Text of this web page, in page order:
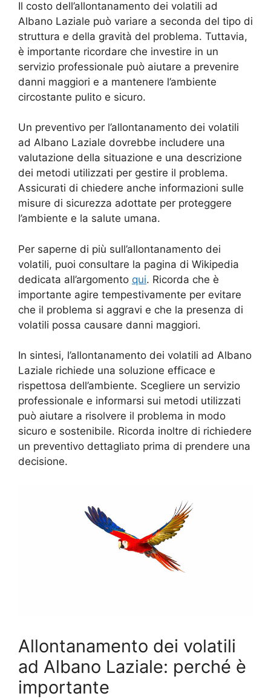
Il costo dell’allontanamento dei volatili ad
Albano Laziale può variare a seconda del tipo di
struttura e della gravità del problema. Tuttavia,
è importante ricordare che investire in un
servizio professionale può aiutare a prevenire
danni maggiori e a mantenere l’ambiente
circostante pulito e sicuro.
Un preventivo per l’allontanamento dei volatili
ad Albano Laziale dovrebbe includere una
valutazione della situazione e una descrizione
dei metodi utilizzati per gestire il problema.
Assicurati di chiedere anche informazioni sulle
misure di sicurezza adottate per proteggere
l’ambiente e la salute umana.
Per saperne di più sull’allontanamento dei
volatili, puoi consultare la pagina di Wikipedia
dedicata all’argomento qui. Ricorda che è
importante agire tempestivamente per evitare
che il problema si aggravi e che la presenza di
volatili possa causare danni maggiori.
In sintesi, l’allontanamento dei volatili ad Albano
Laziale richiede una soluzione efficace e
rispettosa dell’ambiente. Scegliere un servizio
professionale e informarsi sui metodi utilizzati
può aiutare a risolvere il problema in modo
sicuro e sostenibile. Ricorda inoltre di richiedere
un preventivo dettagliato prima di prendere una
decisione.
Allontanamento dei volatili
ad Albano Laziale: perché è
importante